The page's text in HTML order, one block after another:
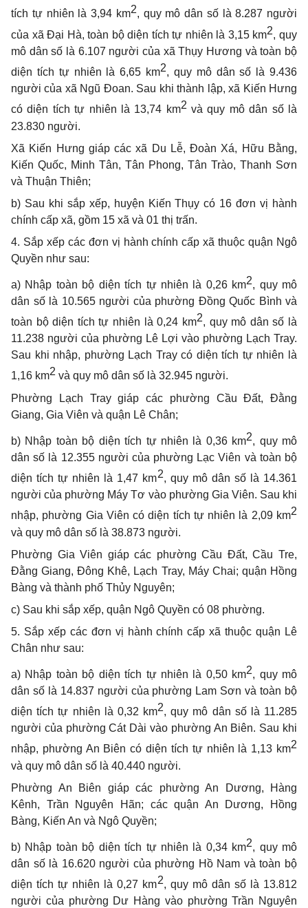
tích tự nhiên là 3,94 km2, quy mô dân số là 8.287 người
của xã Đại Hà, toàn bộ diện tích tự nhiên là 3,15 km2, quy
mô dân số là 6.107 người của xã Thụy Hương và toàn bộ
diện tích tự nhiên là 6,65 km2, quy mô dân số là 9.436
người của xã Ngũ Đoan. Sau khi thành lập, xã Kiến Hưng
có diện tích tự nhiên là 13,74 km2 và quy mô dân số là
23.830 người.
Xã Kiến Hưng giáp các xã Du Lễ, Đoàn Xá, Hữu Bằng,
Kiến Quốc, Minh Tân, Tân Phong, Tân Trào, Thanh Sơn
và Thuận Thiên;
b) Sau khi sắp xếp, huyện Kiến Thụy có 16 đơn vị hành
chính cấp xã, gồm 15 xã và 01 thị trấn.
4. Sắp xếp các đơn vị hành chính cấp xã thuộc quận Ngô
Quyền như sau:
a) Nhập toàn bộ diện tích tự nhiên là 0,26 km2, quy mô
dân số là 10.565 người của phường Đồng Quốc Bình và
toàn bộ diện tích tự nhiên là 0,24 km2, quy mô dân số là
11.238 người của phường Lê Lợi vào phường Lạch Tray.
Sau khi nhập, phường Lạch Tray có diện tích tự nhiên là
1,16 km2 và quy mô dân số là 32.945 người.
Phường Lạch Tray giáp các phường Cầu Đất, Đằng
Giang, Gia Viên và quận Lê Chân;
b) Nhập toàn bộ diện tích tự nhiên là 0,36 km2, quy mô
dân số là 12.355 người của phường Lạc Viên và toàn bộ
diện tích tự nhiên là 1,47 km2, quy mô dân số là 14.361
người của phường Máy Tơ vào phường Gia Viên. Sau khi
nhập, phường Gia Viên có diện tích tự nhiên là 2,09 km2
và quy mô dân số là 38.873 người.
Phường Gia Viên giáp các phường Cầu Đất, Cầu Tre,
Đằng Giang, Đông Khê, Lạch Tray, Máy Chai; quận Hồng
Bàng và thành phố Thủy Nguyên;
c) Sau khi sắp xếp, quận Ngô Quyền có 08 phường.
5. Sắp xếp các đơn vị hành chính cấp xã thuộc quận Lê
Chân như sau:
a) Nhập toàn bộ diện tích tự nhiên là 0,50 km2, quy mô
dân số là 14.837 người của phường Lam Sơn và toàn bộ
diện tích tự nhiên là 0,32 km2, quy mô dân số là 11.285
người của phường Cát Dài vào phường An Biên. Sau khi
nhập, phường An Biên có diện tích tự nhiên là 1,13 km2
và quy mô dân số là 40.440 người.
Phường An Biên giáp các phường An Dương, Hàng
Kênh, Trần Nguyên Hãn; các quận An Dương, Hồng
Bàng, Kiến An và Ngô Quyền;
b) Nhập toàn bộ diện tích tự nhiên là 0,34 km2, quy mô
dân số là 16.620 người của phường Hồ Nam và toàn bộ
diện tích tự nhiên là 0,27 km2, quy mô dân số là 13.812
người của phường Dư Hàng vào phường Trần Nguyên